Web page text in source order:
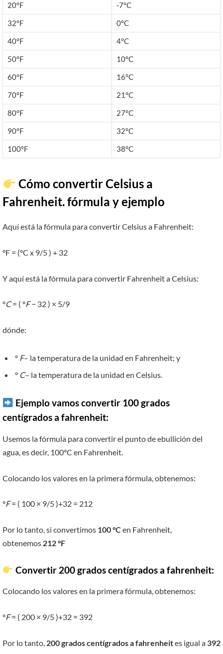
20°F
-7°C
32°F
0°C
40°F
4°C
50°F
10°C
60°F
16°C
70°F
21°C
80°F
27°C
90°F
32°C
100°F
38°C
Cómo convertir Celsius a
Fahrenheit. fórmula y ejemplo
Aquí está la fórmula para convertir Celsius a Fahrenheit:
°F = (°C x 9/5 ) + 32
Y aquí está la fórmula para convertir Fahrenheit a Celsius:
°C= ( °F− 32 ) × 5/9
dónde:
° F– la temperatura de la unidad en Fahrenheit; y
° C– la temperatura de la unidad en Celsius.
Ejemplo vamos convertir 100 grados
centígrados a fahrenheit:
Usemos la fórmula para convertir el punto de ebullición del
agua, es decir, 100°C en Fahrenheit.
Colocando los valores en la primera fórmula, obtenemos:
°F= ( 100 × 9/5 )+32 = 212
Por lo tanto, si convertimos 100 °C en Fahrenheit,
obtenemos 212 °F
Convertir 200 grados centígrados a fahrenheit:
Colocando los valores en la primera fórmula, obtenemos:
°F= ( 200 × 9/5 )+32 = 392
Por lo tanto, 200 grados centígrados a fahrenheites igual a 392